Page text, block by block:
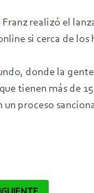
realizó el
si cerca de
donde la
tienen más de
un proceso